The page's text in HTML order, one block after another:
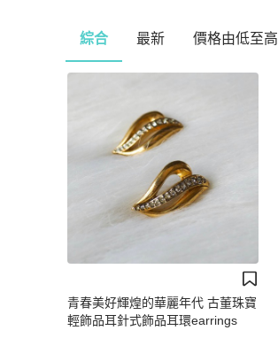
綜合 最新 價格由低至高
青春美好輝煌的華麗年代 古董珠寶
輕飾品耳針式飾品耳環earrings